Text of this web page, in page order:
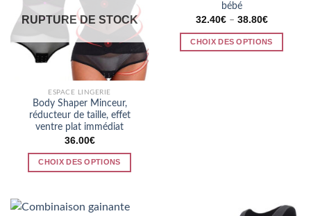
RUPTURE DE STOCK
ESPACE LINGERIE
Body Shaper Minceur,
réducteur de taille, effet
ventre plat immédiat
36.00€
CHOIX DES OPTIONS
a
bébé
32.40€– 38.80€
CHOIX DES OPTIONS